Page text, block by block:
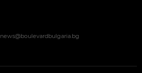
news@boulevardbulgaria.bg